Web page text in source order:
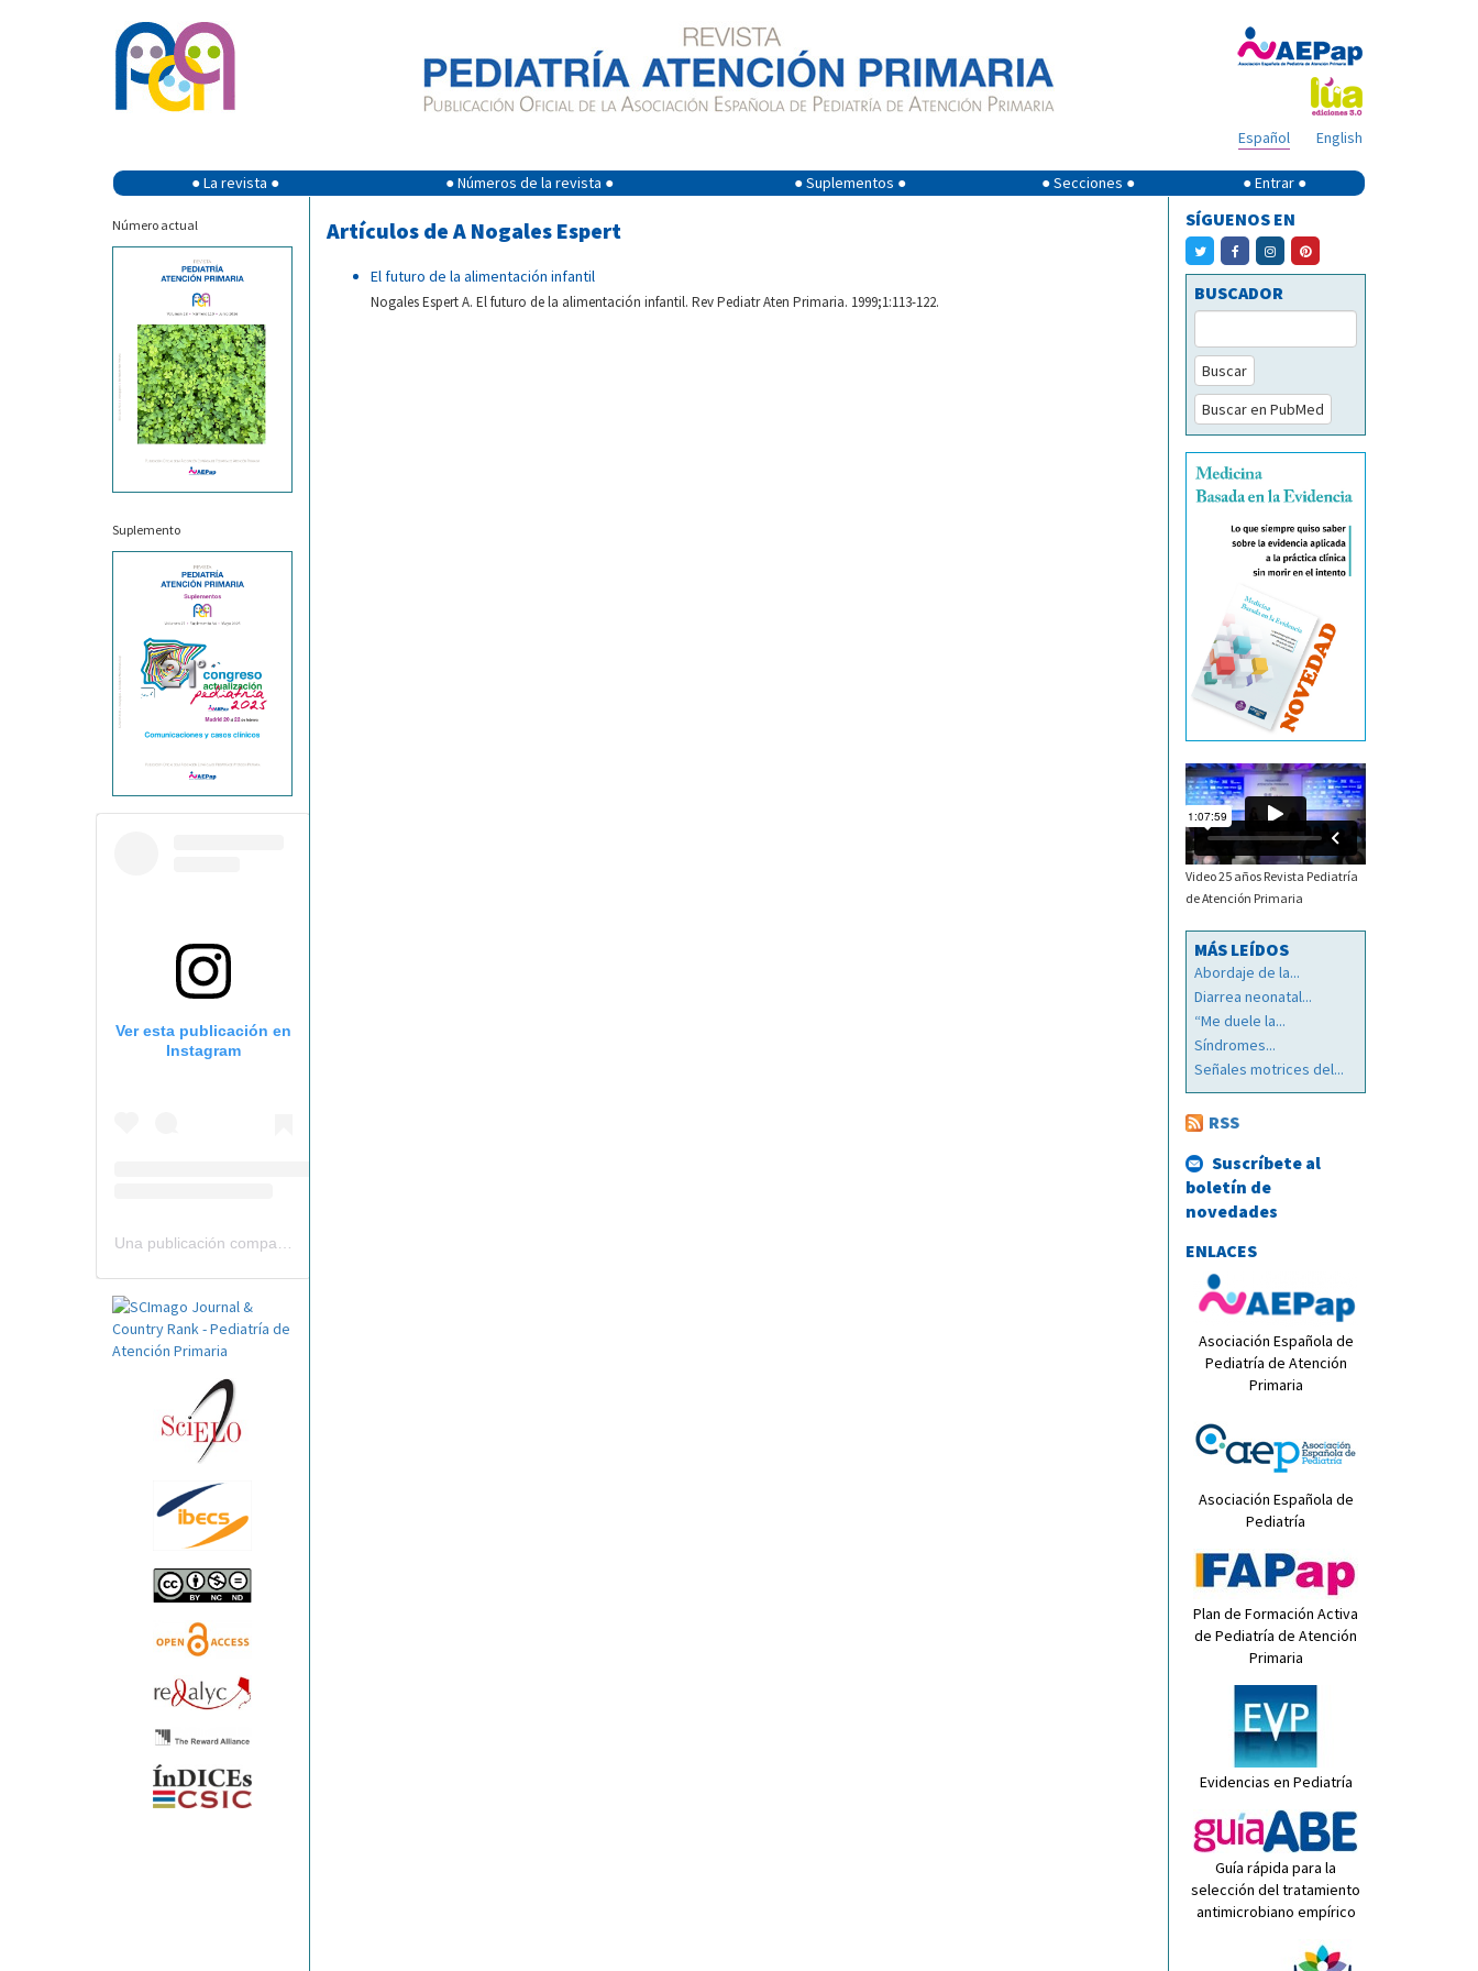
English
Español
● La revista ● ● Números de la revista ● ● Suplementos ● ● Secciones ● ● Entrar ●
Número actual
Suplemento
Ver esta publicación en
Instagram
Artículos de A Nogales Espert
El futuro de la alimentación infantil
Nogales Espert A. El futuro de la alimentación infantil. Rev Pediatr Aten Primaria. 1999;1:113-122.
SÍGUENOS EN
BUSCADOR
Buscar
Buscar en PubMed
Video 25 años Revista Pediatría
de Atención Primaria
MÁS LEÍDOS
Abordaje de la...
Diarrea neonatal...
“Me duele la...
Síndromes...
Señales motrices del...
RSS
Suscríbete al
boletín de
novedades
ENLACES
Asociación Española de
Pediatría de Atención
Primaria
Asociación Española de
Pediatría
Plan de Formación Activa
de Pediatría de Atención
Primaria
Evidencias en Pediatría
Guía rápida para la
selección del tratamiento
antimicrobiano empírico